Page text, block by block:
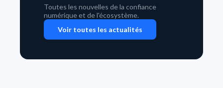
Toutes les nouvelles de la confiance
numérique et de l'écosystème.
Voir toutes les actualités